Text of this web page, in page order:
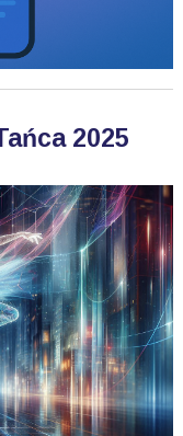
2025